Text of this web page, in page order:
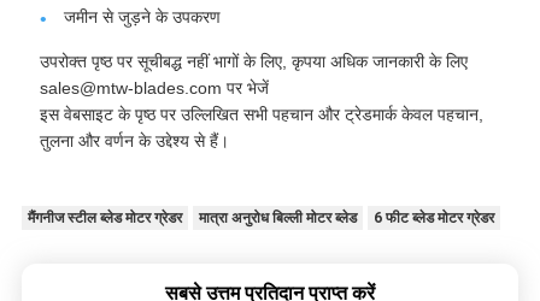
जमीन से जुड़ने के उपकरण
उपरोक्त पृष्ठ पर सूचीबद्ध नहीं भागों के लिए, कृपया अधिक जानकारी के लिए
sales@mtw-blades.com पर भेजें
इस वेबसाइट के पृष्ठ पर उल्लिखित सभी पहचान और ट्रेडमार्क केवल पहचान,
तुलना और वर्णन के उद्देश्य से हैं।
मैंगनीज स्टील ब्लेड मोटर ग्रेडर मात्रा अनुरोध बिल्ली मोटर ब्लेड 6 फीट ब्लेड मोटर ग्रेडर
सबसे उत्तम प्रतिदान प्राप्त करें